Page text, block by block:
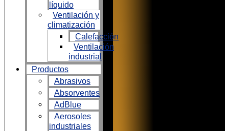
líquido
Ventilación y
climatización
Calefacción
Ventilación
industrial
Productos
Abrasivos
Absorventes
AdBlue
Aerosoles
industriales